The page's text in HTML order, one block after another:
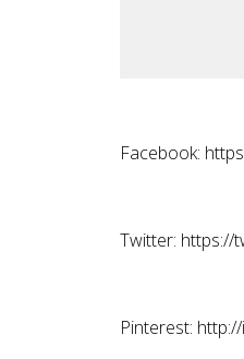
Facebook:
Twitter: https://
Pinterest: